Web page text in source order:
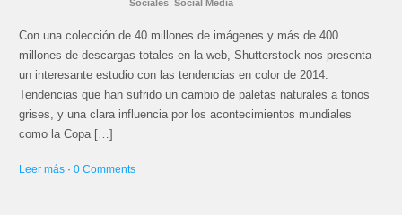
Sociales ,Social Media
Con una colección de 40 millones de imágenes y más de 400
millones de descargas totales en la web, Shutterstock nos presenta
un interesante estudio con las tendencias en color de 2014.
Tendencias que han sufrido un cambio de paletas naturales a tonos
grises, y una clara influencia por los acontecimientos mundiales
como la Copa […]
Leer más ·0 Comments